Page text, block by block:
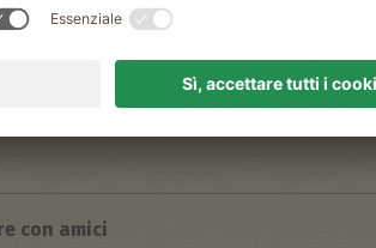
Manuela Wallnöfer
Contadina delle vacanze in
con amici